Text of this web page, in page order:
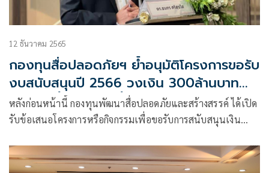
12 ธันวาคม 2565
กองทุนสื่อปลอดภัยฯ ย้ำอนุมัติโครงการขอรับ
งบสนับสนุนปี 2566 วงเงิน 300ล้านบาท
โปร่งใส ชี้แจงได้ทุกขั้นตอน
หลังก่อนหน้านี้ กองทุนพัฒนาสื่อปลอดภัยและสร้างสรรค์ ได้เปิด
รับข้อเสนอโครงการหรือกิจกรรมเพื่อขอรับการสนับสนุนเงิน